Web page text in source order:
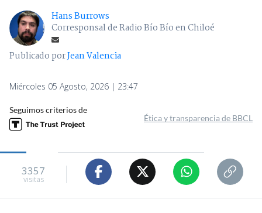
Hans Burrows
Corresponsal de Radio Bío Bío en Chiloé
Publicado porJean Valencia
Miércoles 05 Agosto, 2026 | 23:47
Seguimos criterios de
Ética y transparencia de BBCL
3357
visitas